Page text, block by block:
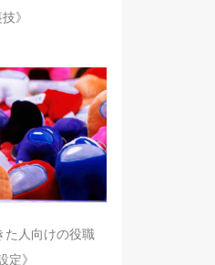
》
た人向けの役職
定》